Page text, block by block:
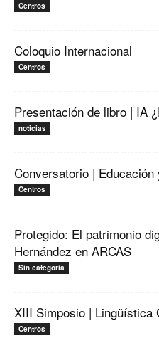
Centros
Coloquio Internacional
Centros
Presentación de libro | IA
noticias
Conversatorio | Educación
Centros
Protegido: El patrimonio
Hernández en ARCAS
Sin categoría
XIII Simposio | Lingüística
Centros